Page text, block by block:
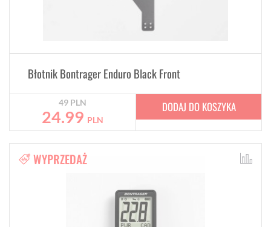
Błotnik Bontrager Enduro Black Front
49 PLN
24.99 PLN
DODAJ DO KOSZYKA
WYPRZEDAŻ